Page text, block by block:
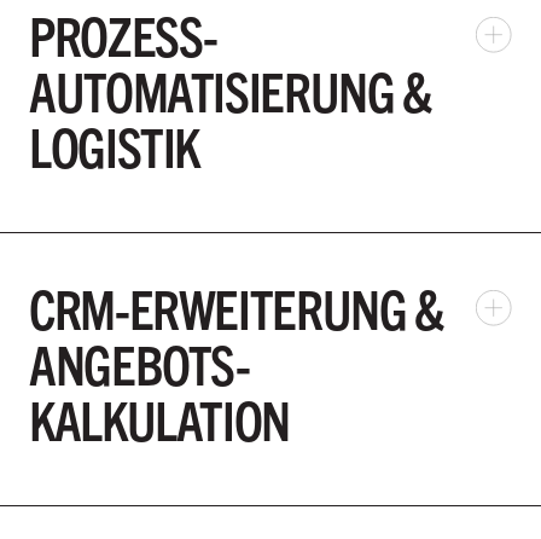
PROZESS-
AUTOMATISIERUNG &
LOGISTIK
CRM-ERWEITERUNG &
ANGEBOTS-
KALKULATION